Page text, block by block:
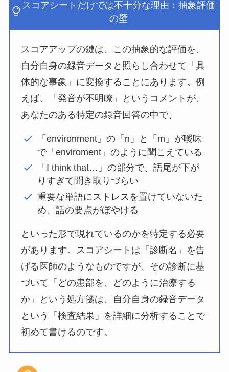
スコアシートだけでは不十分な理由：抽象評価
の壁
スコアアップの鍵は、この抽象的な評価を、
自分自身の録音データと照らし合わせて「具
体的な事象」に変換することにあります。例
えば、「発音が不明瞭」というコメントが、
あなたのある特定の録音回答の中で、
「environment」の「n」と「m」が曖昧
で「enviroment」のように聞こえている
「I think that…」の部分で、語尾が下が
りすぎて聞き取りづらい
重要な単語にストレスを置けていないた
め、話の要点がぼやける
といった形で現れているのかを特定する必要
があります。スコアシートは「診断名」を告
げる医師のようなものですが、その診断に基
づいて「どの患部を、どのように治療する
か」という処方箋は、自分自身の録音データ
という「検査結果」を詳細に分析することで
初めて書けるのです。